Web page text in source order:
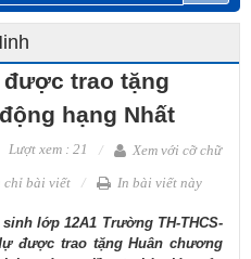
trao tặng
hạng Nhất
Lượt xem : 21
Xem với cỡ chữ
chỉ bài viết
In bài viết này
lớp 12A1 Trường TH-THCS-
được trao tặng Huân chương